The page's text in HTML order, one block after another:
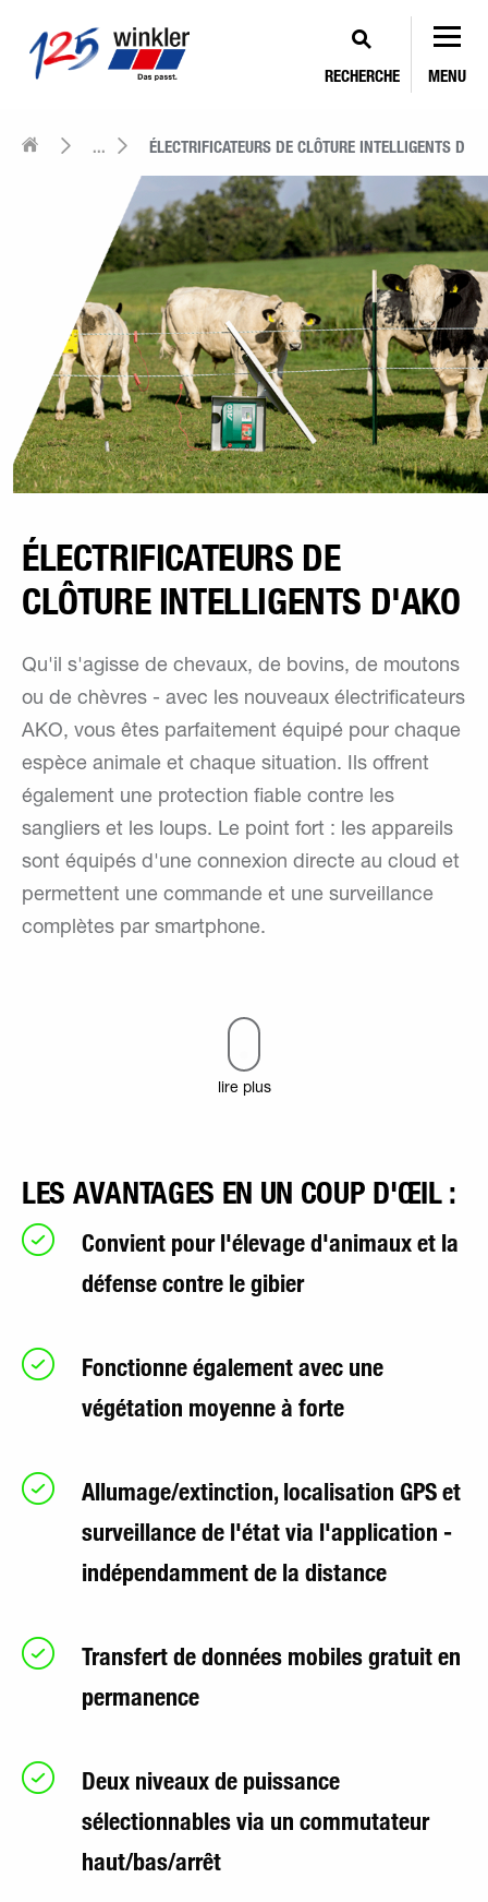
RECHERCHE MENU
... ÉLECTRIFICATEURS DE CLÔTURE INTELLIGENTS
ÉLECTRIFICATEURS DE
CLÔTURE INTELLIGENTS D'AKO
Qu'il s'agisse de chevaux, de bovins, de moutons
ou de chèvres - avec les nouveaux électrificateurs
AKO, vous êtes parfaitement équipé pour chaque
espèce animale et chaque situation. Ils offrent
également une protection fiable contre les
sangliers et les loups. Le point fort : les appareils
sont équipés d'une connexion directe au cloud et
permettent une commande et une surveillance
complètes par smartphone.
lire plus
LES AVANTAGES EN UN COUP D'ŒIL :
Convient pour l'élevage d'animaux et la
défense contre le gibier
Fonctionne également avec une
végétation moyenne à forte
Allumage/extinction, localisation GPS et
surveillance de l'état via l'application -
indépendamment de la distance
Transfert de données mobiles gratuit en
permanence
Deux niveaux de puissance
sélectionnables via un commutateur
haut/bas/arrêt